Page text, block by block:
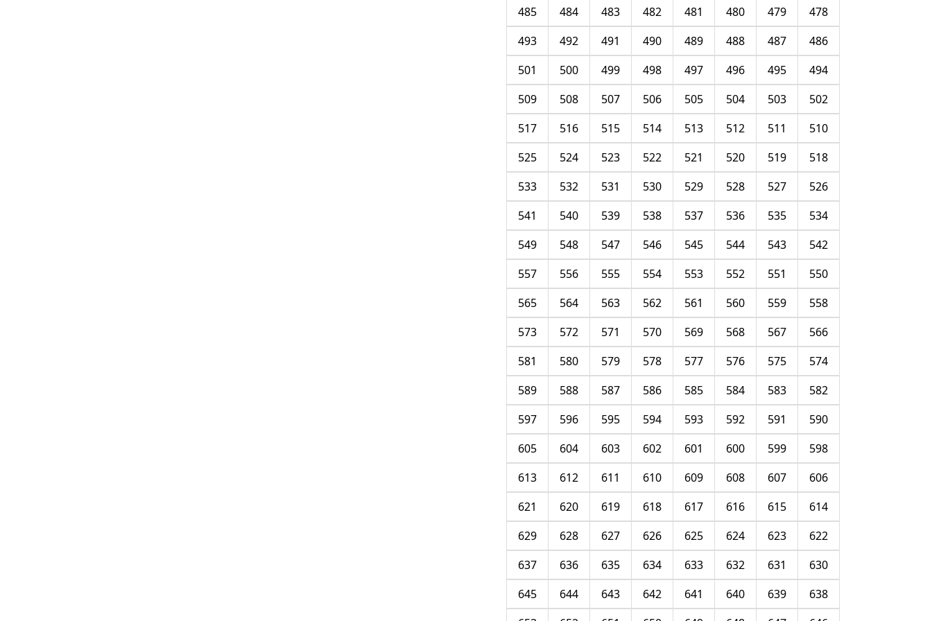
478
479
480
481
482
483
484
485
486
487
488
489
490
491
492
493
494
495
496
497
498
499
500
501
502
503
504
505
506
507
508
509
510
511
512
513
514
515
516
517
518
519
520
521
522
523
524
525
526
527
528
529
530
531
532
533
534
535
536
537
538
539
540
541
542
543
544
545
546
547
548
549
550
551
552
553
554
555
556
557
558
559
560
561
562
563
564
565
566
567
568
569
570
571
572
573
574
575
576
577
578
579
580
581
582
583
584
585
586
587
588
589
590
591
592
593
594
595
596
597
598
599
600
601
602
603
604
605
606
607
608
609
610
611
612
613
614
615
616
617
618
619
620
621
622
623
624
625
626
627
628
629
630
631
632
633
634
635
636
637
638
639
640
641
642
643
644
645